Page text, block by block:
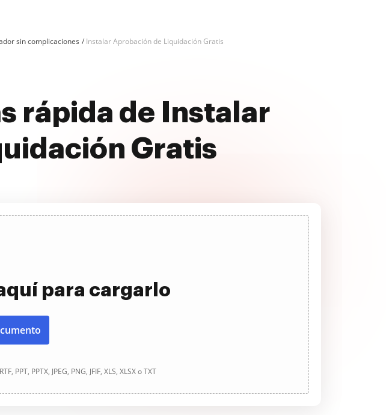
sin complicaciones Instalar Aprobación de Liquidación Gratis
rápida de Instalar
Gratis
para cargarlo
PPT, PPTX, JPEG, PNG, JFIF, XLS, XLSX o TXT